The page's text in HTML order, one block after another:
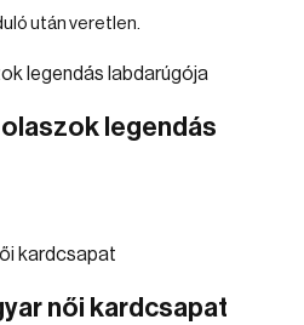
után veretlen.
legendás
női kardcsapat